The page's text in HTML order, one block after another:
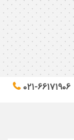
021-66171906